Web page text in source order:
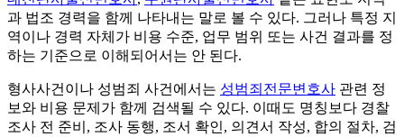
과 법조 경력을 함께 나타내는 말로 볼 수 있다. 그러나 특정 지
역이나 경력 자체가 비용 수준, 업무 범위 또는 사건 결과를 정
하는 기준으로 이해되어서는 안 된다.
형사사건이나 성범죄 사건에서는 성범죄전문변호사 관련 정
보와 비용 문제가 함께 검색될 수 있다. 이때도 명칭보다 경찰
조사 전 준비, 조사 동행, 조서 확인, 의견서 작성, 합의 절차, 검